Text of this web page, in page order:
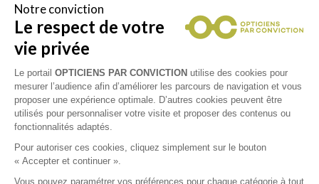
Vous êtes un professionnel de la vue et
vous souhaitez nous rejoindre ?
Contactez Alliance Optic, la centrale d’achats et
d’accompagnement des opticiens indépendants
Notre conviction
Le respect de votre
vie privée
Le portail OPTICIENS PAR CONVICTION utilise des cookies pour
mesurer l’audience afin d’améliorer les parcours de navigation et vous
proposer une expérience optimale. D’autres cookies peuvent être
utilisés pour personnaliser votre visite et proposer des contenus ou
fonctionnalités adaptés.
Pour autoriser ces cookies, cliquez simplement sur le bouton
« Accepter et continuer ».
Vous pouvez paramétrer vos préférences pour chaque catégorie à tout